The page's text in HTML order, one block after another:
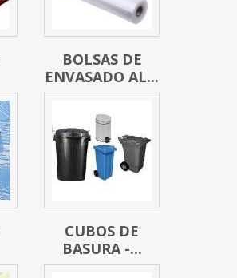
BOLSAS DE
ENVASADO AL...
CUBOS DE
BASURA -...